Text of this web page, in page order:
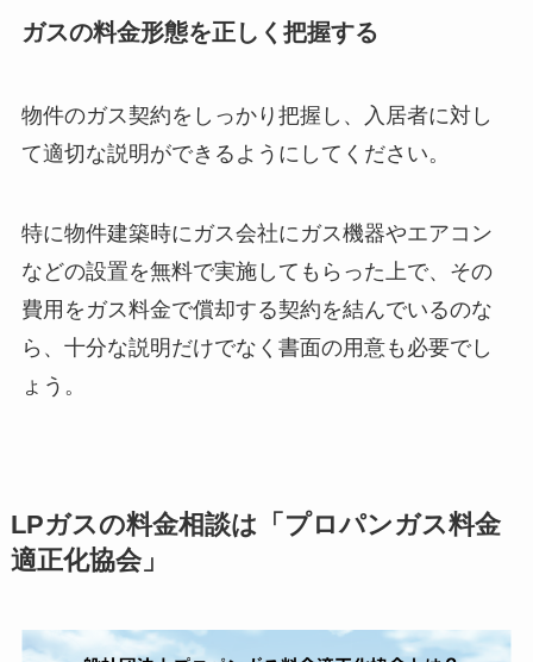
ガスの料金形態を正しく把握する
物件のガス契約をしっかり把握し、入居者に対し
て適切な説明ができるようにしてください。
特に物件建築時にガス会社にガス機器やエアコン
などの設置を無料で実施してもらった上で、その
費用をガス料金で償却する契約を結んでいるのな
ら、十分な説明だけでなく書面の用意も必要でし
ょう。
LPガスの料金相談は「プロパンガス料金
適正化協会」